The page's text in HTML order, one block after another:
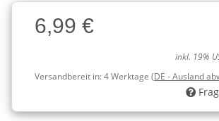
Charge
Charge6,99 €
inkl. 19%
Versandbereit in:4 Werktage (DE - Ausland